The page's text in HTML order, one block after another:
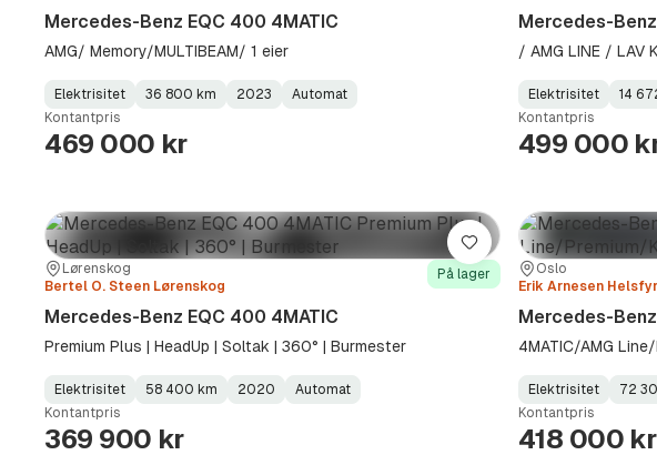
Mercedes-Benz EQC 400 4MATIC
AMG/ Memory/MULTIBEAM/ 1 eier
Fuel
Type:
Elektrisitet
Kilometerstand:
36 800 km
Model
Year:
2023
Gearbox
Type:
Automat
Kontantpris
469 000 kr
Mercedes-
/ AMG LINE / LAV
Fuel
Type:
Elektrisitet
Kilometerstand:
14
Model
Year:
Gearbox
Type:
Kontantpris
499 000
Sted:
Lørenskog
Forhandler:
Bertel O. Steen Lørenskog
På lager
Mercedes-Benz EQC 400 4MATIC
Premium Plus | HeadUp | Soltak | 360° | Burmester
Fuel
Type:
Elektrisitet
Kilometerstand:
58 400 km
Model
Year:
2020
Gearbox
Type:
Automat
Kontantpris
369 900 kr
Lagre
Sted:
Oslo
Forhandler:
Erik Arnesen
Mercedes-
4MATIC/AMG
Fuel
Type:
Elektrisitet
Kilometerstand:
72
Model
Year:
Gearbox
Type:
Kontantpris
418 000 kr